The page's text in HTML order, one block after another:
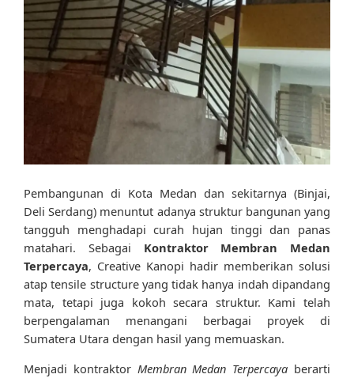
Pembangunan di Kota Medan dan sekitarnya (Binjai,
Deli Serdang) menuntut adanya struktur bangunan yang
tangguh menghadapi curah hujan tinggi dan panas
matahari. Sebagai Kontraktor Membran Medan
Terpercaya, Creative Kanopi hadir memberikan solusi
atap tensile structure yang tidak hanya indah dipandang
mata, tetapi juga kokoh secara struktur. Kami telah
berpengalaman menangani berbagai proyek di
Sumatera Utara dengan hasil yang memuaskan.
Menjadi kontraktor Membran Medan Terpercaya berarti